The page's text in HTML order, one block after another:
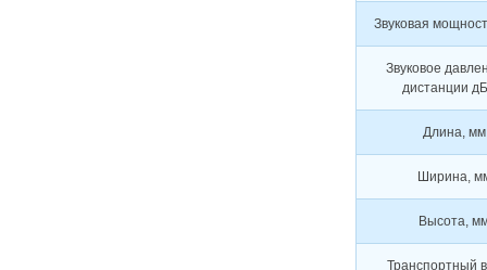
Звуковая
Звуковое
дистанции
Длина, мм
Ширина,
Высота,
Транспортный